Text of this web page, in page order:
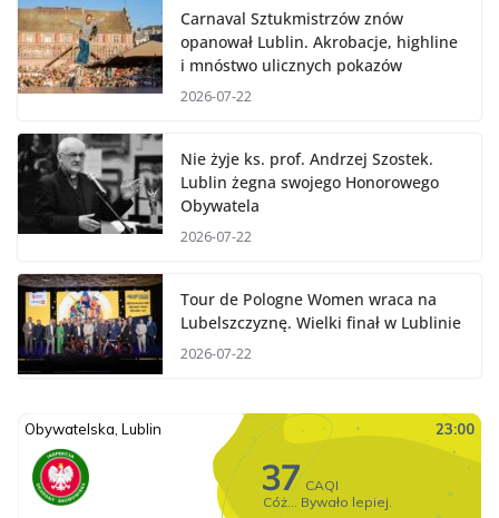
Carnaval Sztukmistrzów znów
opanował Lublin. Akrobacje, highline
i mnóstwo ulicznych pokazów
2026-07-22
Nie żyje ks. prof. Andrzej Szostek.
Lublin żegna swojego Honorowego
Obywatela
2026-07-22
Tour de Pologne Women wraca na
Lubelszczyznę. Wielki finał w Lublinie
2026-07-22